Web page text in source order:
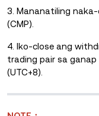
3. Mananatiling
(CMP).
4. Iko-close ang
trading pair sa
(UTC+8).